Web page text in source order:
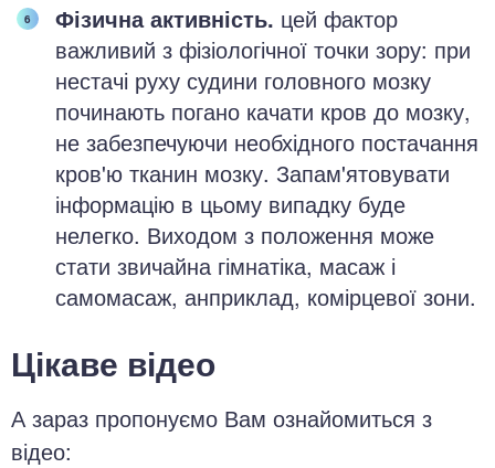
Фізична активність. цей фактор
важливий з фізіологічної точки зору: при
нестачі руху судини головного мозку
починають погано качати кров до мозку,
не забезпечуючи необхідного постачання
кров'ю тканин мозку. Запам'ятовувати
інформацію в цьому випадку буде
нелегко. Виходом з положення може
стати звичайна гімнатіка, масаж і
самомасаж, анприклад, комірцевої зони.
Цікаве відео
А зараз пропонуємо Вам ознайомиться з
відео: